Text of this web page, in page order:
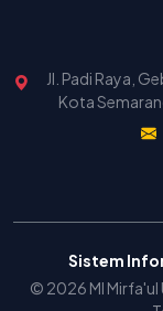
Jl. Padi Raya,
Kota
Sistem
© 2026 MI Mirfa'ul